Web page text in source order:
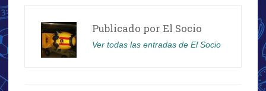
Publicado por El Socio
Ver todas las entradas de El Socio